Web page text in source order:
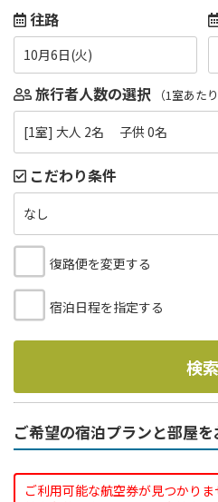
往路
10月6日(火)
旅行者人数の選択 （1室あたり
[1室] 大人 2名 子供 0名
こだわり条件
なし
復路便を変更する
宿泊日程を指定する
検索
ご希望の宿泊プランと部屋
ご利用可能な航空券が見つかりま